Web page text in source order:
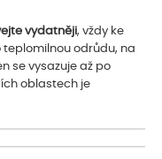
vydatněji, vždy ke
teplomilnou odrůdu, na
se vysazuje až po
oblastech je